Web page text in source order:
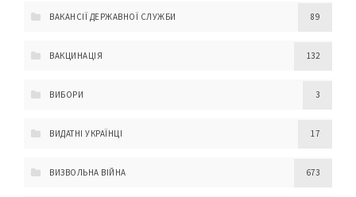
ВАКАНСІЇ ДЕРЖАВНОЇ СЛУЖБИ 89
ВАКЦИНАЦІЯ 132
ВИБОРИ 3
ВИДАТНІ УКРАЇНЦІ 17
ВИЗВОЛЬНА ВІЙНА 673